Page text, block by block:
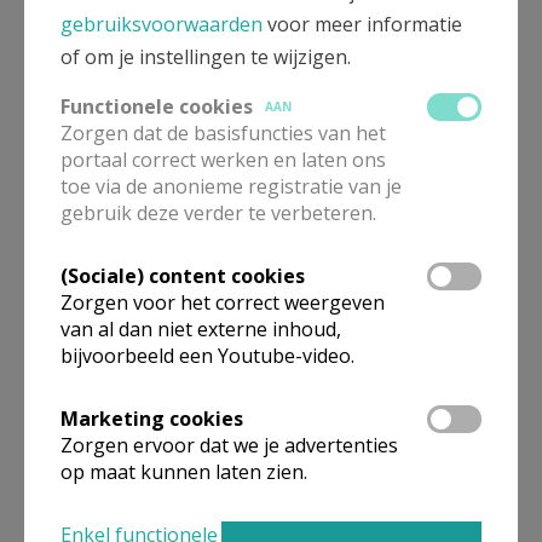
... en er momenteel drie gemeenschappen zijn: in
Moundou, Mbalkabra en Bao.
Onze voornamelijk Rwandese zusters zijn er
werkzaam in de gezondheidszorg en in het onderwijs.
gebruiksvoorwaarden voor meer informatie
of om je instellingen te wijzigen.
Functionele cookies
AAN
Zorgen dat de basisfuncties van het
portaal correct werken en laten ons
toe via de anonieme registratie van je
gebruik deze verder te verbeteren.
(Sociale) content cookies
Zorgen voor het correct weergeven
van al dan niet externe inhoud,
bijvoorbeeld een Youtube-video.
Marketing cookies
Zorgen ervoor dat we je advertenties
op maat kunnen laten zien.
Enkel functionele